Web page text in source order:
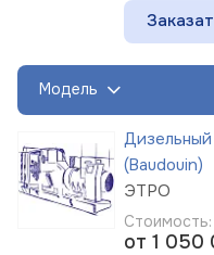
Модель
(Baudouin)
ЭТРО
Стоимость:
от 1 050